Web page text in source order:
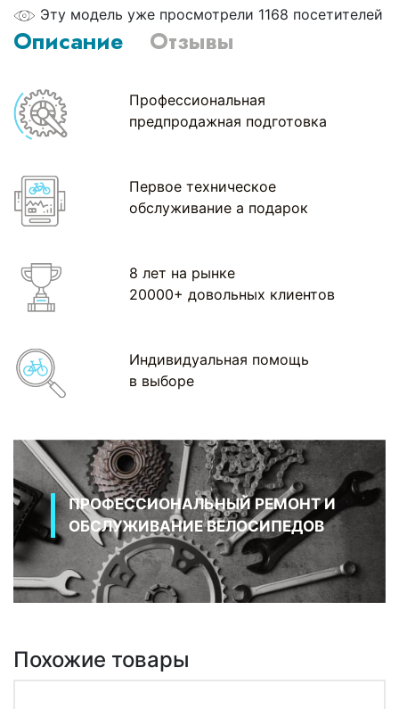
Эту модель уже просмотрели 1168 посетителей
Описание Отзывы
Профессиональная
предпродажная подготовка
Первое техническое
обслуживание а подарок
8 лет на рынке
20000+ довольных клиентов
Индивидуальная помощь
в выборе
ПРОФЕССИОНАЛЬНЫЙ РЕМОНТ И
ОБСЛУЖИВАНИЕ ВЕЛОСИПЕДОВ
Похожие товары